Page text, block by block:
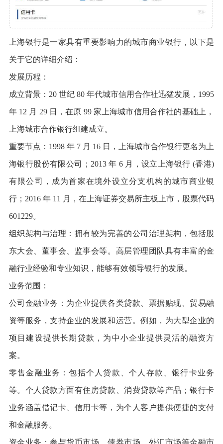
上海银行是一家具有重要影响力的城市商业银行，以下是
关于它的详细介绍：
发展历程：
成立背景：20 世纪 80 年代城市信用合作社迅猛发展，1995
年 12 月 29 日，在原 99 家上海城市信用合作社的基础上，
上海城市合作银行组建成立。
重要节点：1998 年 7 月 16 日，上海城市合作银行更名为上
海银行股份有限公司；2013 年 6 月，设立上海银行 (香港)
有限公司，成为首家在境外设立分支机构的城市商业银
行；2016 年 11 月，在上海证券交易所主板上市，股票代码
601229。
组织架构与治理：拥有较为完善的公司治理架构，包括股
东大会、董事会、监事会等。高层管理团队具有丰富的金
融行业经验和专业知识，能够有效领导银行的发展。
业务范围：
公司金融业务：为企业提供各类贷款、票据贴现、贸易融
资等服务，支持企业的发展和运营。例如，为大型企业的
项目建设提供长期贷款，为中小企业提供灵活的融资方
案。
零售金融业务：包括个人贷款、个人存款、银行卡业务
等。个人贷款方面有住房贷款、消费贷款等产品；银行卡
业务涵盖借记卡、信用卡等，为个人客户提供便捷的支付
和金融服务。
资金业务：参与货币市场、债券市场、外汇市场等金融市